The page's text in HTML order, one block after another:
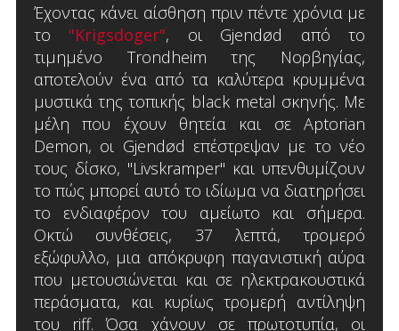
Έχοντας κάνει αίσθηση πριν πέντε χρόνια με
το "Krigsdoger", οι Gjendød από το
τιμημένο Trondheim της Νορβηγίας,
αποτελούν ένα από τα καλύτερα κρυμμένα
μυστικά της τοπικής black metal σκηνής. Με
μέλη που έχουν θητεία και σε Aptorian
Demon, οι Gjendød επέστρεψαν με το νέο
τους δίσκο, "Livskramper" και υπενθυμίζουν
το πώς μπορεί αυτό το ιδίωμα να διατηρήσει
το ενδιαφέρον του αμείωτο και σήμερα.
Οκτώ συνθέσεις, 37 λεπτά, τρομερό
εξώφυλλο, μια απόκρυφη παγανιστική αύρα
που μετουσιώνεται και σε ηλεκτρακουστικά
περάσματα, και κυρίως τρομερή αντίληψη
του riff. Όσα χάνουν σε πρωτοτυπία, οι